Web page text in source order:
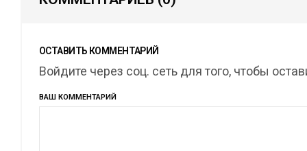
ОСТАВИТЬ КОММЕНТАРИЙ
Войдите через соц. сеть для того, чтобы
ВАШ КОММЕНТАРИЙ